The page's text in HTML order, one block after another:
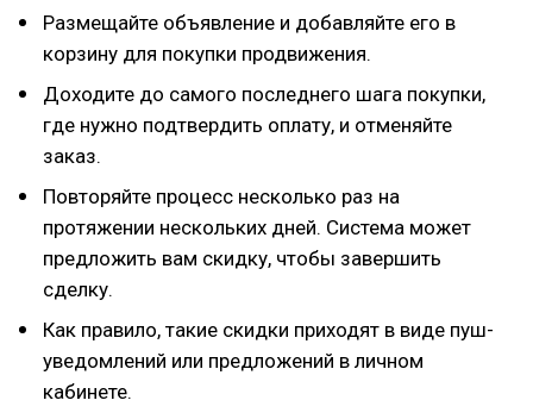
Размещайте объявление и добавляйте его в
корзину для покупки продвижения.
Доходите до самого последнего шага покупки,
где нужно подтвердить оплату, и отменяйте
заказ.
Повторяйте процесс несколько раз на
протяжении нескольких дней. Система может
предложить вам скидку, чтобы завершить
сделку.
Как правило, такие скидки приходят в виде пуш-
уведомлений или предложений в личном
кабинете.